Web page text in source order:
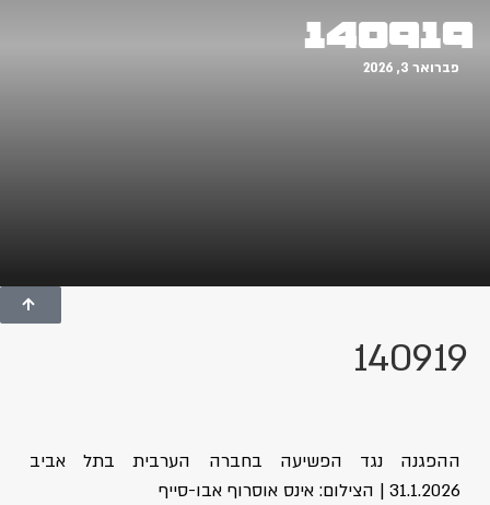
140919
פברואר 3, 2026
140919
ההפגנה נגד הפשיעה בחברה הערבית בתל אביב
31.1.2026 | הצילום: אינס אוסרוף אבו-סייף